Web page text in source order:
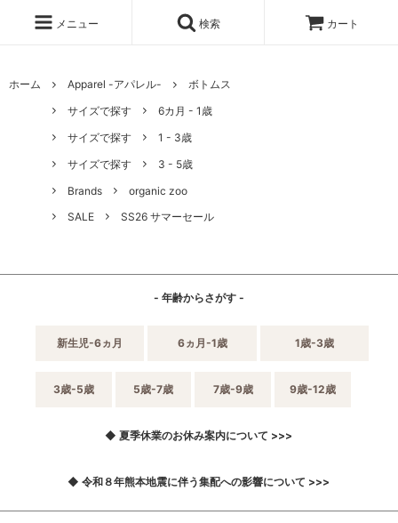
メニュー 検索 カート
ホーム Apparel -アパレル-
ボトムス
サイズで探す
6カ月 - 1歳
サイズで探す
1 - 3歳
サイズで探す
3 - 5歳
Brands
organic zoo
SALE
SS26 サマーセール
- 年齢からさがす -
新生児-6ヵ月 6ヵ月-1歳 1歳-3歳
3歳-5歳 5歳-7歳 7歳-9歳 9歳-12歳
◆ 夏季休業のお休み案内について >>>
◆ 令和８年熊本地震に伴う集配への影響について >>>